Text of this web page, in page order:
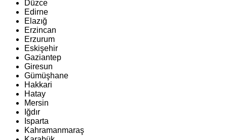
Düzce
Edirne
Elazığ
Erzincan
Erzurum
Eskişehir
Gaziantep
Giresun
Gümüşhane
Hakkari
Hatay
Mersin
Iğdır
Isparta
Kahramanmaraş